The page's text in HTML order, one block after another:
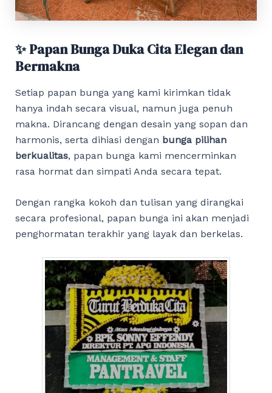
✨ Papan Bunga Duka Cita Elegan dan
Bermakna
Setiap papan bunga yang kami kirimkan tidak
hanya indah secara visual, namun juga penuh
makna. Dirancang dengan desain yang sopan dan
harmonis, serta dihiasi dengan bunga pilihan
berkualitas, papan bunga kami mencerminkan
rasa hormat dan simpati Anda secara tepat.
Dengan rangka kokoh dan tulisan yang dirangkai
secara profesional, papan bunga ini akan menjadi
penghormatan terakhir yang layak dan berkelas.